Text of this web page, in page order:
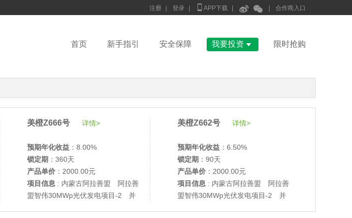
注册 登录  APP下载   合作商入口
首页 新手指引 安全保障 我要投资  限时抢购
美橙Z666号 详情>
预期年化收益 ：8.00%
锁定期 ：360天
产品单价 ：2000.00元
项目信息 : 内蒙古阿拉善盟 阿拉善
盟智伟30MWp光伏发电项目-2 并
美橙Z662号 详情>
预期年化收益 ：6.50%
锁定期 ：90天
产品单价 ：2000.00元
项目信息 : 内蒙古阿拉善盟 阿拉善
盟智伟30MWp光伏发电项目-2 并
美柚27号于2686天前,以1995.00元单价成交